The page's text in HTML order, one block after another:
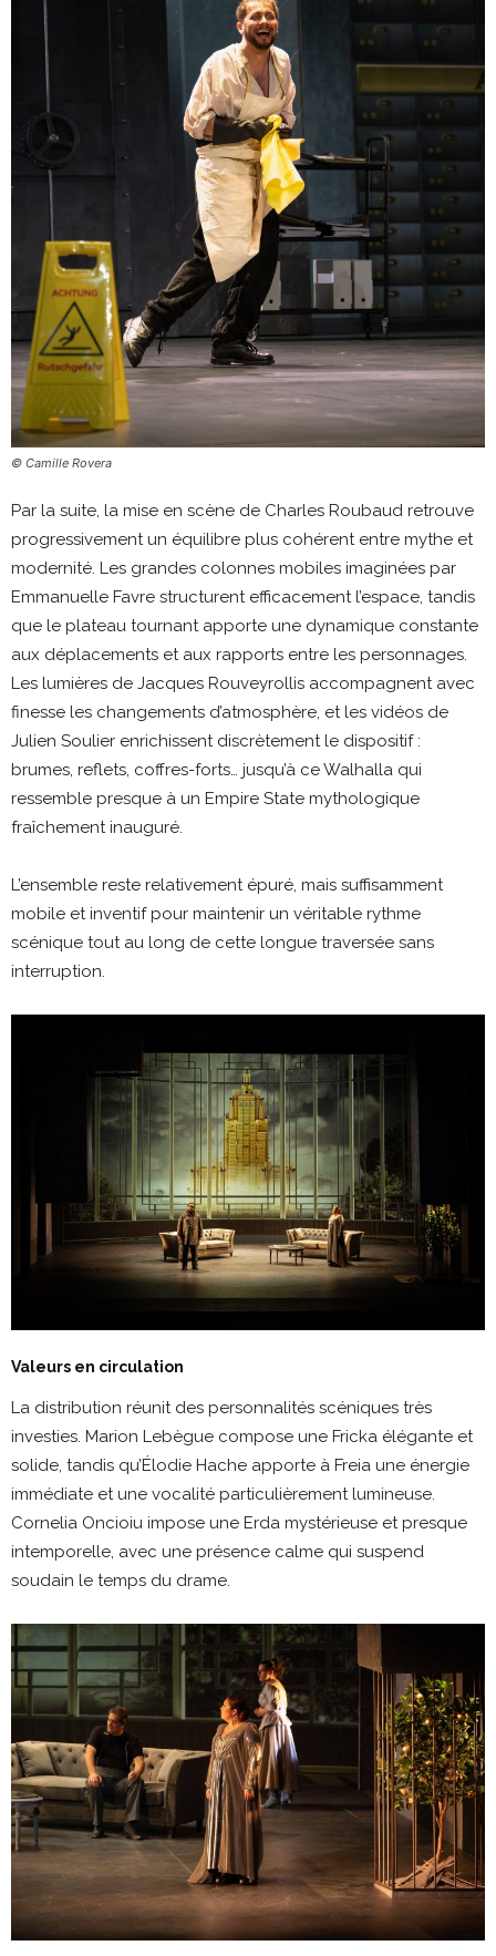
© Camille Rovera
Par la suite, la mise en scène de Charles Roubaud retrouve
progressivement un équilibre plus cohérent entre mythe et
modernité. Les grandes colonnes mobiles imaginées par
Emmanuelle Favre structurent efficacement l’espace, tandis
que le plateau tournant apporte une dynamique constante
aux déplacements et aux rapports entre les personnages.
Les lumières de Jacques Rouveyrollis accompagnent avec
finesse les changements d’atmosphère, et les vidéos de
Julien Soulier enrichissent discrètement le dispositif :
brumes, reflets, coffres-forts… jusqu’à ce Walhalla qui
ressemble presque à un Empire State mythologique
fraîchement inauguré.
L’ensemble reste relativement épuré, mais suffisamment
mobile et inventif pour maintenir un véritable rythme
scénique tout au long de cette longue traversée sans
interruption.
Valeurs en circulation
La distribution réunit des personnalités scéniques très
investies. Marion Lebègue compose une Fricka élégante et
solide, tandis qu’Élodie Hache apporte à Freia une énergie
immédiate et une vocalité particulièrement lumineuse.
Cornelia Oncioiu impose une Erda mystérieuse et presque
intemporelle, avec une présence calme qui suspend
soudain le temps du drame.